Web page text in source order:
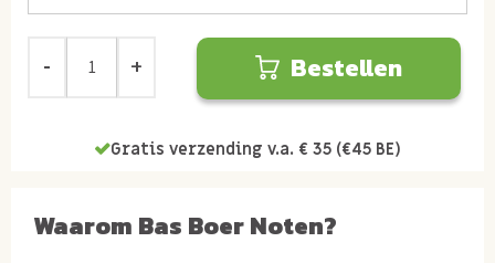
Bestellen
Gratis verzending v.a. € 35 (€45 BE)
Waarom Bas Boer Noten?